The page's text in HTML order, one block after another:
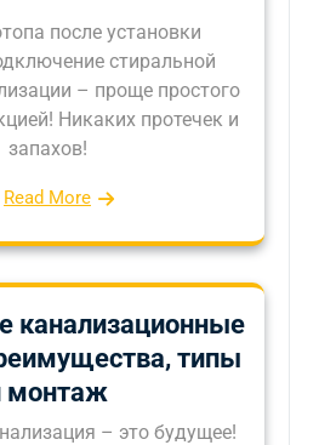
после установки
стиральной
– проще простого
Никаких протечек и
запахов!
Read More
канализационные
типы
монтаж
– это будущее!